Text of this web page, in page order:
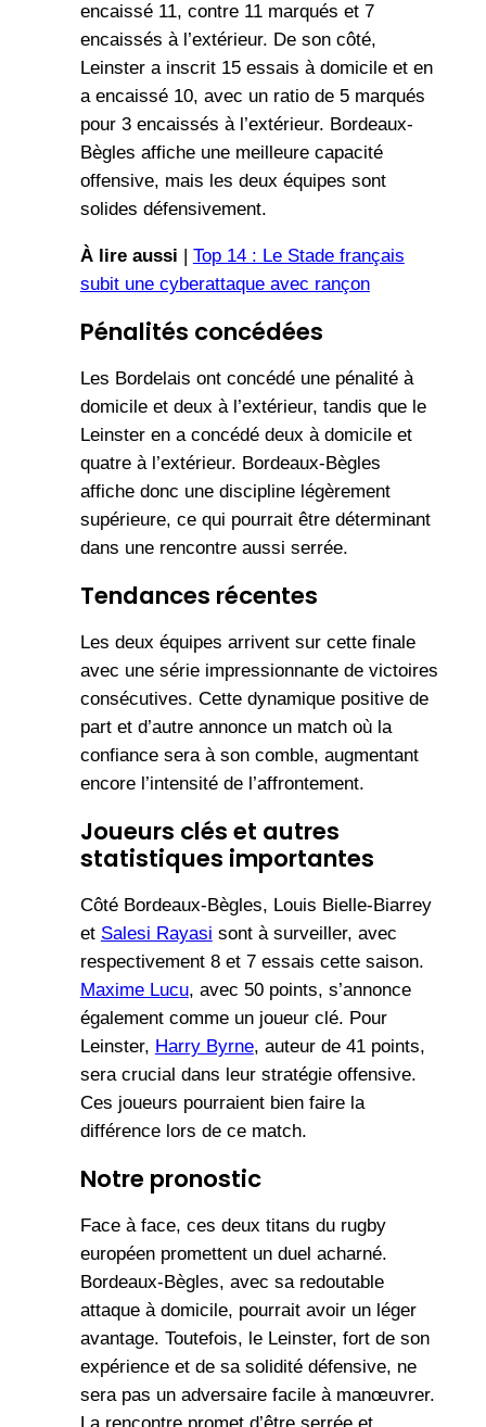
encaissé 11, contre 11 marqués et 7
encaissés à l’extérieur. De son côté,
Leinster a inscrit 15 essais à domicile et en
a encaissé 10, avec un ratio de 5 marqués
pour 3 encaissés à l’extérieur. Bordeaux-
Bègles affiche une meilleure capacité
offensive, mais les deux équipes sont
solides défensivement.
À lire aussi
Top 14 : Le Stade français
subit une cyberattaque avec rançon
Pénalités concédées
Les Bordelais ont concédé une pénalité à
domicile et deux à l’extérieur, tandis que le
Leinster en a concédé deux à domicile et
quatre à l’extérieur. Bordeaux-Bègles
affiche donc une discipline légèrement
supérieure, ce qui pourrait être déterminant
dans une rencontre aussi serrée.
Tendances récentes
Les deux équipes arrivent sur cette finale
avec une série impressionnante de victoires
consécutives. Cette dynamique positive de
part et d’autre annonce un match où la
confiance sera à son comble, augmentant
encore l’intensité de l’affrontement.
Joueurs clés et autres
statistiques importantes
Côté Bordeaux-Bègles, Louis Bielle-Biarrey
et Salesi Rayasi sont à surveiller, avec
respectivement 8 et 7 essais cette saison.
Maxime Lucu, avec 50 points, s’annonce
également comme un joueur clé. Pour
Leinster, Harry Byrne, auteur de 41 points,
sera crucial dans leur stratégie offensive.
Ces joueurs pourraient bien faire la
différence lors de ce match.
Notre pronostic
Face à face, ces deux titans du rugby
européen promettent un duel acharné.
Bordeaux-Bègles, avec sa redoutable
attaque à domicile, pourrait avoir un léger
avantage. Toutefois, le Leinster, fort de son
expérience et de sa solidité défensive, ne
sera pas un adversaire facile à manœuvrer.